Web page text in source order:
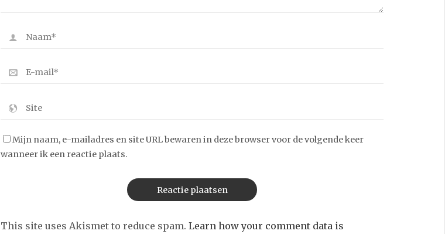
Mijn naam, e-mailadres en site URL bewaren in deze browser voor de volgende keer
wanneer ik een reactie plaats.
This site uses Akismet to reduce spam. Learn how your comment data is